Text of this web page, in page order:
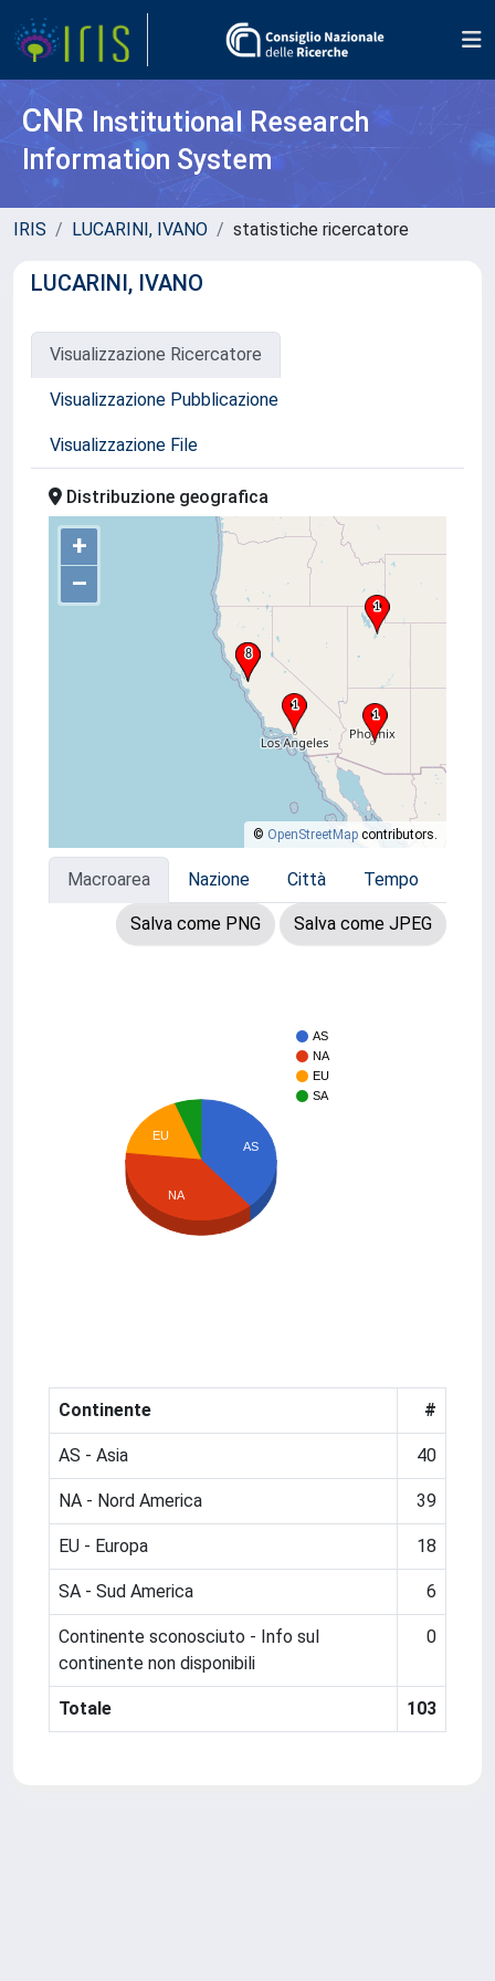
CNR Institutional Research
Information System
IRIS LUCARINI, IVANO statistiche ricercatore
LUCARINI, IVANO
Visualizzazione Ricercatore
Visualizzazione Pubblicazione
Visualizzazione File
Distribuzione geografica
+
–
© OpenStreetMap contributors.
Macroarea Nazione Città Tempo
Salva come PNG Salva come JPEG
AS
NA
EU
SA
AS
EU
NA
Continente #
AS - Asia 40
NA - Nord America 39
EU - Europa 18
SA - Sud America 6
Continente sconosciuto - Info sul
continente non disponibili
0
Totale 103